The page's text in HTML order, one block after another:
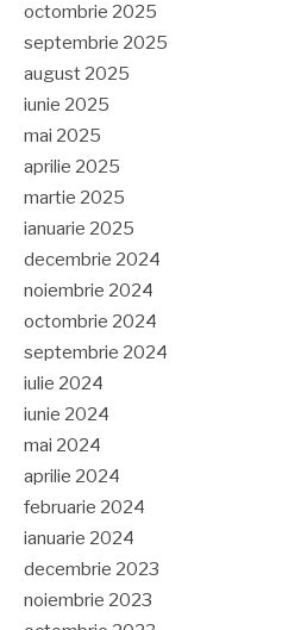
octombrie 2025
septembrie 2025
august 2025
iunie 2025
mai 2025
aprilie 2025
martie 2025
ianuarie 2025
decembrie 2024
noiembrie 2024
octombrie 2024
septembrie 2024
iulie 2024
iunie 2024
mai 2024
aprilie 2024
februarie 2024
ianuarie 2024
decembrie 2023
noiembrie 2023